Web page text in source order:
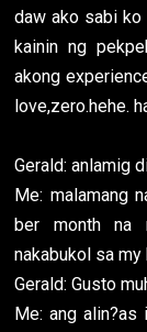
daw ako sabi ko
kainin ng
akong
love,zero.hehe.
Gerald: anlamig
Me: malamang
ber month na
nakabukol sa
Gerald: Gusto
Me: ang